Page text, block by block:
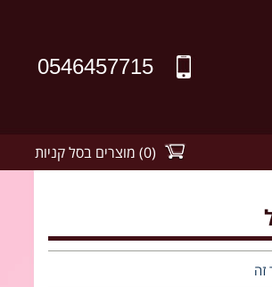
0546457715
(
0
) מוצרים בסל קניות
זה